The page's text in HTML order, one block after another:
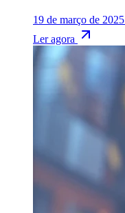
19 de março de 2025
Ler agora